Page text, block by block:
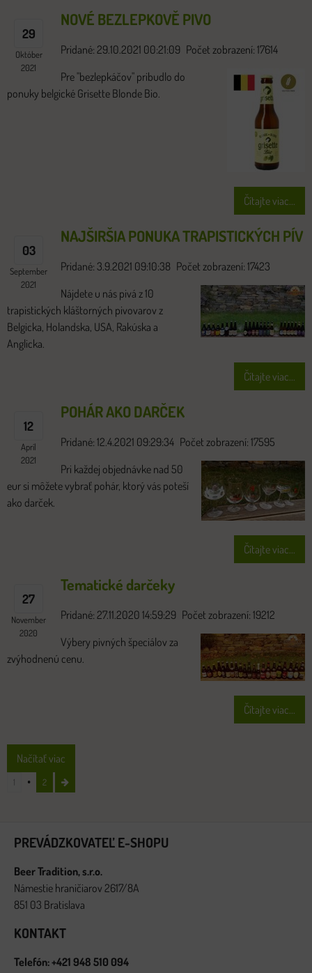
29
Október
2021
NOVÉ BEZLEPKOVĚ PIVO
Pridané: 29.10.2021 00:21:09 Počet zobrazení: 17614
Pre "bezlepkáčov" pribudlo do
ponuky belgické Grisette Blonde Bio.
Čítajte viac...
03
September
2021
NAJŠIRŠIA PONUKA TRAPISTICKÝCH PÍV
Pridané: 3.9.2021 09:10:38 Počet zobrazení: 17423
Nájdete u nás pivá z 10
trapistických kláštorných pivovarov z
Belgicka, Holandska, USA, Rakúska a
Anglicka.
Čítajte viac...
12
Apríl
2021
POHÁR AKO DARČEK
Pridané: 12.4.2021 09:29:34 Počet zobrazení: 17595
Pri každej objednávke nad 50
eur si môžete vybrať pohár, ktorý vás poteší
ako darček.
Čítajte viac...
27
November
2020
Tematické darčeky
Pridané: 27.11.2020 14:59:29 Počet zobrazení: 19212
Výbery pivných špeciálov za
zvýhodnenú cenu.
Čítajte viac...
Načítať viac
1 2
PREVÁDZKOVATEĽ E-SHOPU
Beer Tradition, s.r.o.
Námestie hraničiarov 2617/8A
851 03 Bratislava
KONTAKT
Telefón: +421 948 510 094